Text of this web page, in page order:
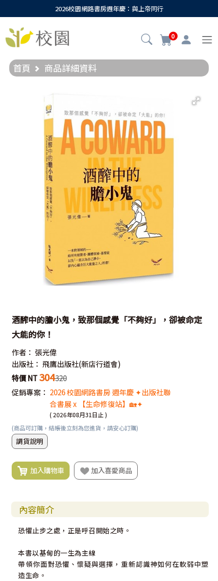
2026校園網路書房週年慶：與上帝同行
0
首頁 商品詳細資料
酒醡中的膽小鬼，致那個感覺「不夠好」，卻被命定
大能的你！
作者： 張光偉
出版社： 飛鷹出版社(新店行道會)
特價 NT 304320
促銷專案： 2026 校園網路書房 週年慶 ✦出版社聯
合書展 x 【生命修復站】🏡✦
( 2026年08月31日止 )
(商品可訂購，結帳後立刻為您進貨，請安心訂購)
調貨說明
加入購物車 加入喜愛商品
內容簡介
恐懼止步之處，正是呼召開始之時。
本書以基甸的一生為主線
帶領你面對恐懼、懷疑與選擇，重新認識神如何在軟弱中塑
造生命。